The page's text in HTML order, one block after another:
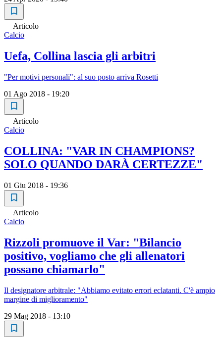
Articolo
Calcio
Uefa, Collina lascia gli arbitri
"Per motivi personali": al suo posto arriva Rosetti
01 Ago 2018 - 19:20
Articolo
Calcio
COLLINA: "VAR IN CHAMPIONS?
SOLO QUANDO DARÀ CERTEZZE"
01 Giu 2018 - 19:36
Articolo
Calcio
Rizzoli promuove il Var: "Bilancio
positivo, vogliamo che gli allenatori
possano chiamarlo"
Il designatore arbitrale: "Abbiamo evitato errori eclatanti. C'è ampio
margine di miglioramento"
29 Mag 2018 - 13:10